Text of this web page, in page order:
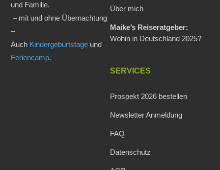
und Familie.
– mit und ohne Übernachtung
–
Auch Kindergeburtstage und
Feriencamp.
Über mich
Maike’s Reiseratgeber:
Wohin in Deutschland 2025?
SERVICES
Prospekt 2026 bestellen
Newsletter Anmeldung
FAQ
Datenschutz